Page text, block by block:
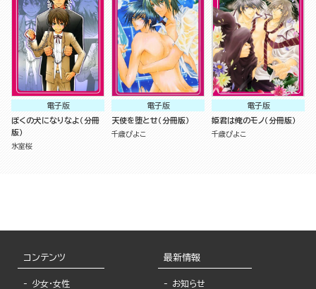
電子版
ぼくの犬になりなよ（分冊
版）
氷室桜
電子版
天使を堕とせ（分冊版）
千歳ぴよこ
電子版
姫君は俺のモノ（分冊版）
千歳ぴよこ
コンテンツ
少女・女性
最新情報
お知らせ